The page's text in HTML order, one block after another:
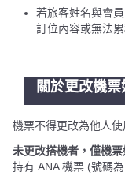
若旅客姓名與會
訂位內容或無法累
關於更改機票
機票不得更改為他人使
未更改搭機者，僅機
持有 ANA 機票 (號碼